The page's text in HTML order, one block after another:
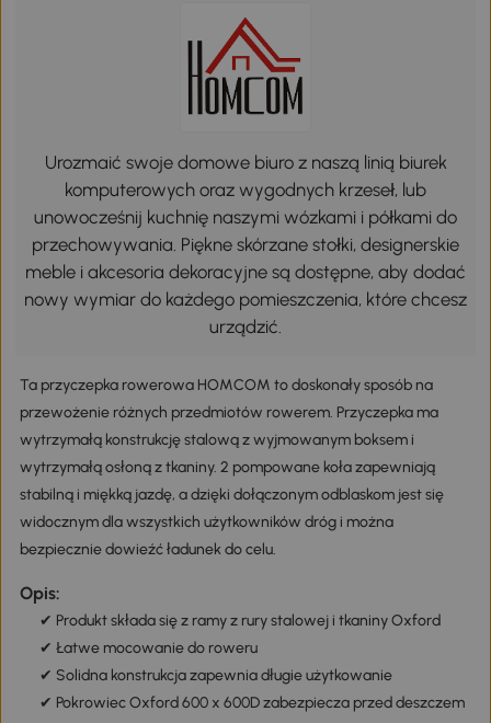
Urozmaić swoje domowe biuro z naszą linią biurek
komputerowych oraz wygodnych krzeseł, lub
unowocześnij kuchnię naszymi wózkami i półkami do
przechowywania. Piękne skórzane stołki, designerskie
meble i akcesoria dekoracyjne są dostępne, aby dodać
nowy wymiar do każdego pomieszczenia, które chcesz
urządzić.
Ta przyczepka rowerowa HOMCOM to doskonały sposób na
przewożenie różnych przedmiotów rowerem. Przyczepka ma
wytrzymałą konstrukcję stalową z wyjmowanym boksem i
wytrzymałą osłoną z tkaniny. 2 pompowane koła zapewniają
stabilną i miękką jazdę, a dzięki dołączonym odblaskom jest się
widocznym dla wszystkich użytkowników dróg i można
bezpiecznie dowieźć ładunek do celu.
Opis:
✔ Produkt składa się z ramy z rury stalowej i tkaniny Oxford
✔ Łatwe mocowanie do roweru
✔ Solidna konstrukcja zapewnia długie użytkowanie
✔ Pokrowiec Oxford 600 x 600D zabezpiecza przed deszczem